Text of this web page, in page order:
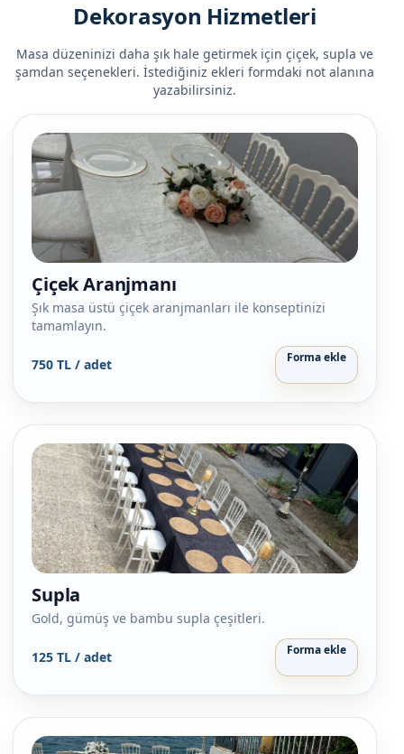
Dekorasyon Hizmetleri
Masa düzeninizi daha şık hale getirmek için çiçek, supla ve
şamdan seçenekleri. İstediğiniz ekleri formdaki not alanına
yazabilirsiniz.
Çiçek Aranjmanı
Şık masa üstü çiçek aranjmanları ile konseptinizi
tamamlayın.
750 TL / adet Forma ekle
Supla
Gold, gümüş ve bambu supla çeşitleri.
125 TL / adet Forma ekle